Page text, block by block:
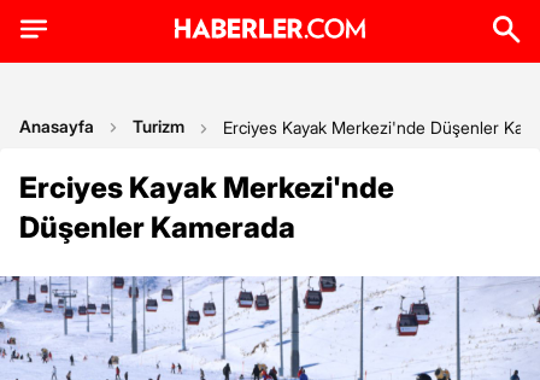
Anasayfa Turizm Erciyes Kayak Merkezi'nde Düşenler
Erciyes Kayak Merkezi'nde
Düşenler Kamerada